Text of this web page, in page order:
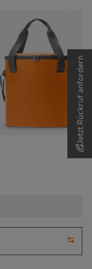
Jetzt Rückruf anfordern